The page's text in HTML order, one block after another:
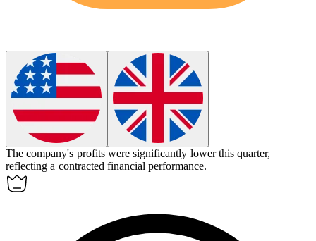
The company's profits were significantly lower this quarter,
reflecting a contracted financial performance.